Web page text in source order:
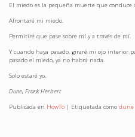
El miedo es la pequeña muerte que conduce
Afrontaré mi miedo.
Permitiré que pase sobre mí y a través de mí.
Y cuando haya pasado, giraré mi ojo interior
pasado el miedo, ya no habrá nada.
Solo estaré yo.
Dune, Frank Herbert
Publicada en HowTo | Etiquetada como dune